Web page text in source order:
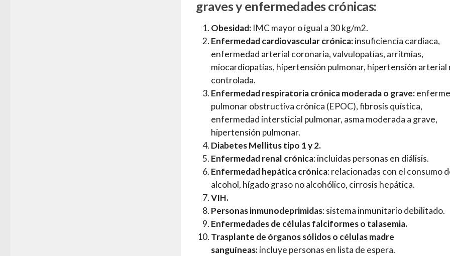
graves y enfermedades crónicas:
Obesidad: IMC mayor o igual a 30 kg/m2.
Enfermedad cardiovascular crónica:insuficiencia cardíaca,
enfermedad arterial coronaria, valvulopatías, arritmias,
miocardiopatías, hipertensión pulmonar, hipertensión arterial
controlada.
Enfermedad respiratoria crónica moderada o grave:
pulmonar obstructiva crónica (EPOC), fibrosis quística,
enfermedad intersticial pulmonar, asma moderada a grave,
hipertensión pulmonar.
Diabetes Mellitus tipo 1 y 2.
Enfermedad renal crónica: incluidas personas en diálisis.
Enfermedad hepática crónica: relacionadas con el consumo
alcohol, hígado graso no alcohólico, cirrosis hepática.
VIH.
Personas inmunodeprimidas: sistema inmunitario debilitado.
Enfermedades de células falciformes o talasemia.
Trasplante de órganos sólidos o células madre
sanguíneas:incluye personas en lista de espera.